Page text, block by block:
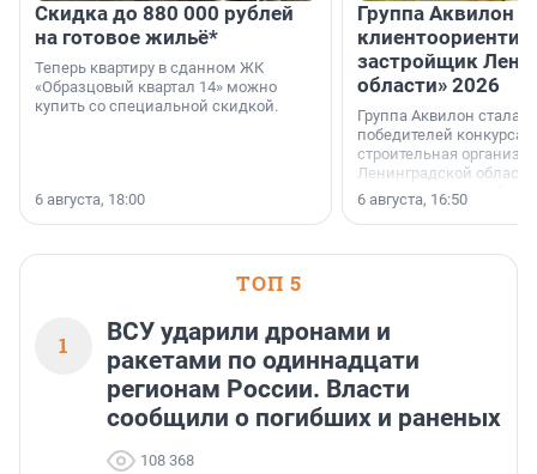
Скидка до 880 000 рублей
на готовое жильё*
Теперь квартиру в сданном ЖК
«Образцовый квартал 14» можно
купить со специальной скидкой.
6 августа, 18:00
Группа Аквилон
застройщик
области» 2026
Группа Аквилон стала
победителей конкурса
строительная
Ленинградской области
номинации «Самый
застройщик
области».
6 августа, 16:50
ТОП 5
1
ВСУ ударили дронами и
ракетами по одиннадцати
регионам России. Власти
сообщили о погибших и раненых
108 368